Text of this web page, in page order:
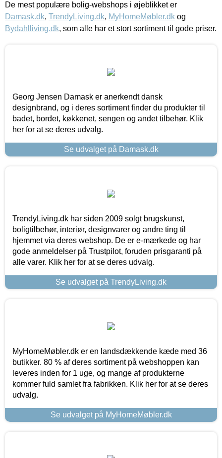
De mest populære bolig-webshops i øjeblikket er
Damask.dk, TrendyLiving.dk, MyHomeMøbler.dk og
Bydahlliving.dk, som alle har et stort sortiment til gode priser.
Georg Jensen Damask er anerkendt dansk
designbrand, og i deres sortiment finder du produkter til
badet, bordet, køkkenet, sengen og andet tilbehør. Klik
her for at se deres udvalg.
Se udvalget på Damask.dk
TrendyLiving.dk har siden 2009 solgt brugskunst,
boligtilbehør, interiør, designvarer og andre ting til
hjemmet via deres webshop. De er e-mærkede og har
gode anmeldelser på Trustpilot, foruden prisgaranti på
alle varer. Klik her for at se deres udvalg.
Se udvalget på TrendyLiving.dk
MyHomeMøbler.dk er en landsdækkende kæde med 36
butikker. 80 % af deres sortiment på webshoppen kan
leveres inden for 1 uge, og mange af produkterne
kommer fuld samlet fra fabrikken. Klik her for at se deres
udvalg.
Se udvalget på MyHomeMøbler.dk